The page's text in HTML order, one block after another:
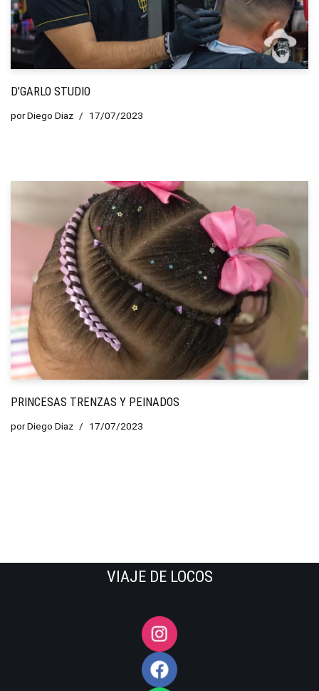
D’GARLO STUDIO
porDiego Diaz 17/07/2023
PRINCESAS TRENZAS Y PEINADOS
porDiego Diaz 17/07/2023
VIAJE DE LOCOS